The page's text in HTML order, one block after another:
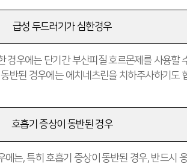
급성 두드러기가 심한경우
경우에는 단기간 부산피질 호르몬제를 사용할
반된 경우에는 에치네츠린을 치하주사하기도
호흡기 증상이 동반된 경우
에는, 특히 호흡기 증상이 동반된 경우, 반드시